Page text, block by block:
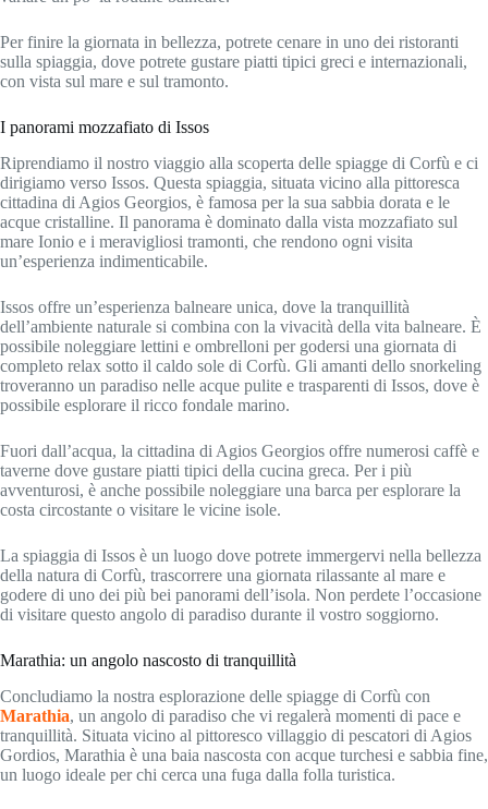
Per finire la giornata in bellezza, potrete cenare in uno dei ristoranti
sulla spiaggia, dove potrete gustare piatti tipici greci e internazionali,
con vista sul mare e sul tramonto.
I panorami mozzafiato di Issos
Riprendiamo il nostro viaggio alla scoperta delle spiagge di Corfù e ci
dirigiamo verso Issos. Questa spiaggia, situata vicino alla pittoresca
cittadina di Agios Georgios, è famosa per la sua sabbia dorata e le
acque cristalline. Il panorama è dominato dalla vista mozzafiato sul
mare Ionio e i meravigliosi tramonti, che rendono ogni visita
un’esperienza indimenticabile.
Issos offre un’esperienza balneare unica, dove la tranquillità
dell’ambiente naturale si combina con la vivacità della vita balneare. È
possibile noleggiare lettini e ombrelloni per godersi una giornata di
completo relax sotto il caldo sole di Corfù. Gli amanti dello snorkeling
troveranno un paradiso nelle acque pulite e trasparenti di Issos, dove è
possibile esplorare il ricco fondale marino.
Fuori dall’acqua, la cittadina di Agios Georgios offre numerosi caffè e
taverne dove gustare piatti tipici della cucina greca. Per i più
avventurosi, è anche possibile noleggiare una barca per esplorare la
costa circostante o visitare le vicine isole.
La spiaggia di Issos è un luogo dove potrete immergervi nella bellezza
della natura di Corfù, trascorrere una giornata rilassante al mare e
godere di uno dei più bei panorami dell’isola. Non perdete l’occasione
di visitare questo angolo di paradiso durante il vostro soggiorno.
Marathia: un angolo nascosto di tranquillità
Concludiamo la nostra esplorazione delle spiagge di Corfù con
Marathia, un angolo di paradiso che vi regalerà momenti di pace e
tranquillità. Situata vicino al pittoresco villaggio di pescatori di Agios
Gordios, Marathia è una baia nascosta con acque turchesi e sabbia fine,
un luogo ideale per chi cerca una fuga dalla folla turistica.